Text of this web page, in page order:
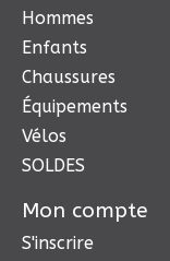
Hommes
Enfants
Chaussures
Équipements
Vélos
SOLDES
Mon compte
S'inscrire